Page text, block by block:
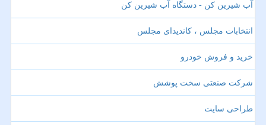
آب شیرین کن - دستگاه آب شیرین کن
انتخابات مجلس ، کاندیدای مجلس
خرید و فروش خودرو
شرکت صنعتی سخت پوشش
طراحی سایت